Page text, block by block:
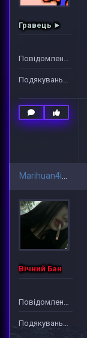
Гравець ►
Повідомлень: 3
Подякувань: 24
Marihuan4ik
Вічний Бан
Повідомлень: 1
Подякувань: 10